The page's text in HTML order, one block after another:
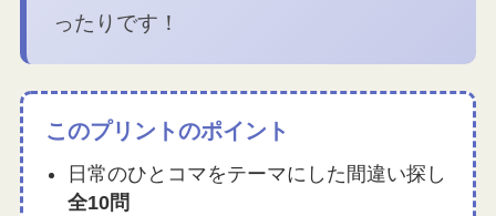
ったりです！
このプリントのポイント
日常のひとコマをテーマにした間違い探し
全10問